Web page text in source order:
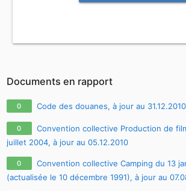
Documents en rapport
0 Code des douanes, à jour au 31.12.2010
0
Convention collective Production de
juillet 2004, à jour au 05.12.2010
0
Convention collective Camping du 13
(actualisée le 10 décembre 1991), à jour au